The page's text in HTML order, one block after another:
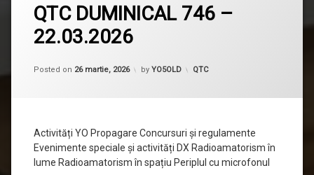
QTC DUMINICAL 746 –
22.03.2026
Posted on 26 martie, 2026 by YO5OLD Categorii:
QTC
Activități YO Propagare Concursuri și regulamente
Evenimente speciale și activități DX Radioamatorism în
lume Radioamatorism în spațiu Periplul cu microfonul
un
comentariu
la
QTC
746